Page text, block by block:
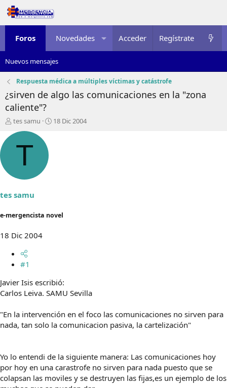
Foros Novedades Multimedia Recursos
Acceder Regístrate
Nuevos mensajes
Respuesta médica a múltiples víctimas y catástrofe
¿sirven de algo las comunicaciones en la "zona
caliente"?
I
d
r
l
e
a
tes samu
F
i
18 Dic 2004
T
tes samu
e-mergencista novel
18 Dic 2004
#1
Javier Isis escribió:
Carlos Leiva. SAMU Sevilla
"En la intervención en el foco las comunicaciones no sirven para
nada, tan solo la comunicacion pasiva, la cartelización"
Yo lo entendi de la siguiente manera: Las comunicaciones hoy
por hoy en una carastrofe no sirven para nada puesto que se
colapsan las moviles y se destruyen las fijas,es un ejemplo de los